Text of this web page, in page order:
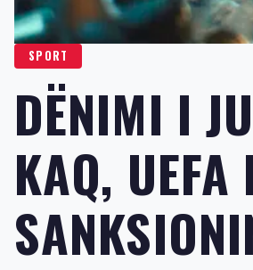
SPORT
DËNIMI I
KAQ, UEFA